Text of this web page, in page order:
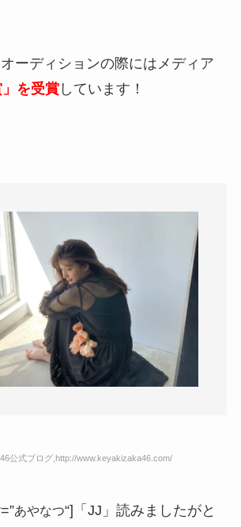
ーディションの際にはメディア
」を受賞しています！
公式ブログ,http://www.keyakizaka46.com/
あやなつ“]「JJ」読みましたがと